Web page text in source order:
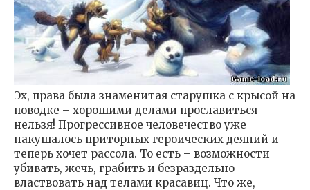
Эх, права была знаменитая старушка с крысой на
поводке – хорошими делами прославиться
нельзя! Прогрессивное человечество уже
накушалось приторных героических деяний и
теперь хочет рассола. То есть – возможности
убивать, жечь, грабить и безраздельно
властвовать над телами красавиц. Что же,